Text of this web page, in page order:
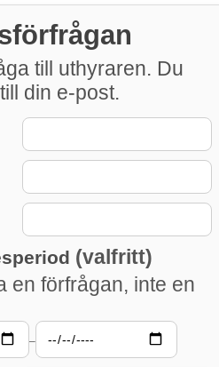
till uthyraren. Du
din e-post.
(valfritt)
en förfrågan, inte en
–